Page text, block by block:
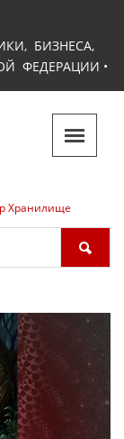
БИЗНЕСА,
ФЕДЕРАЦИИ •
Хранилище